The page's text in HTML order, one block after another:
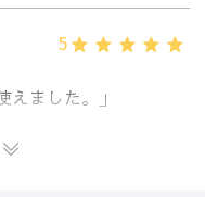
5
えました。」